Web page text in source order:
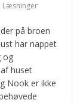
Læsninger
på broen
har nappet
og
huset
Nook er ikke